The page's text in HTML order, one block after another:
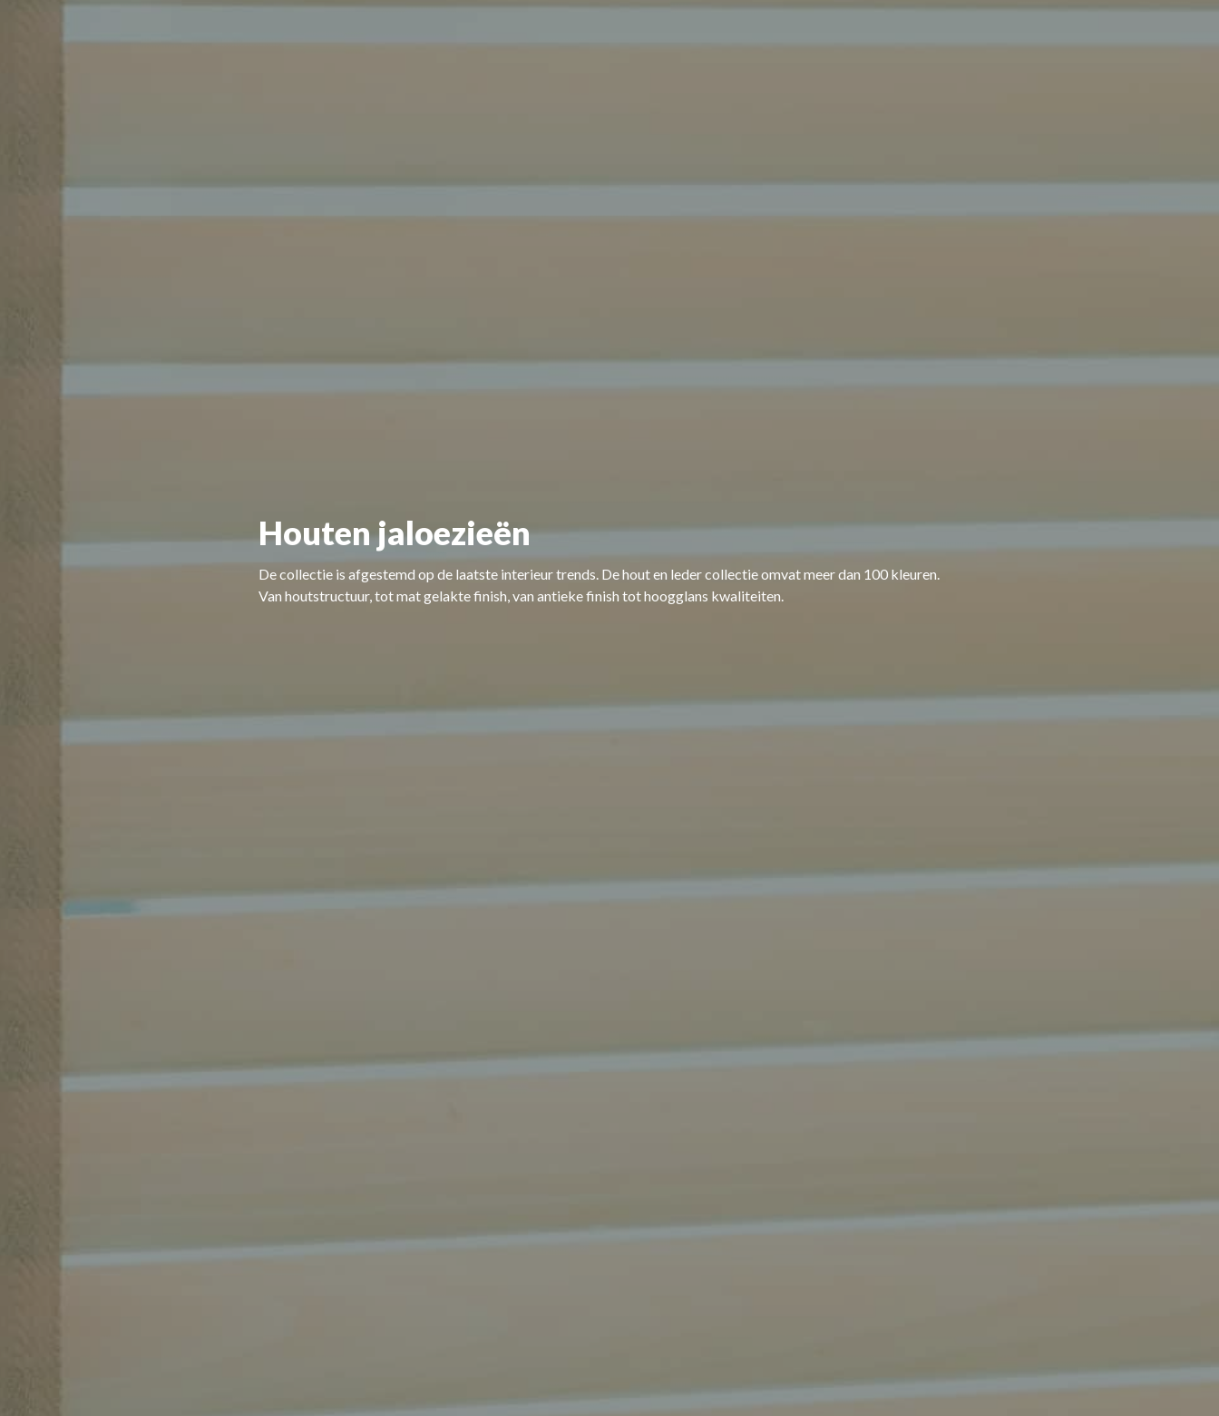
Houten jaloezieën
De collectie is afgestemd op de laatste interieur trends. De hout en leder collectie omvat meer dan 100 kleuren.
Van houtstructuur, tot mat gelakte finish, van antieke finish tot hoogglans kwaliteiten.